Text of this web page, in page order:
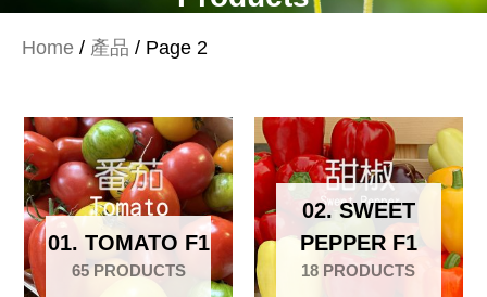
Home / 產品 / Page 2
01. TOMATO F1
65 PRODUCTS
02. SWEET
PEPPER F1
18 PRODUCTS